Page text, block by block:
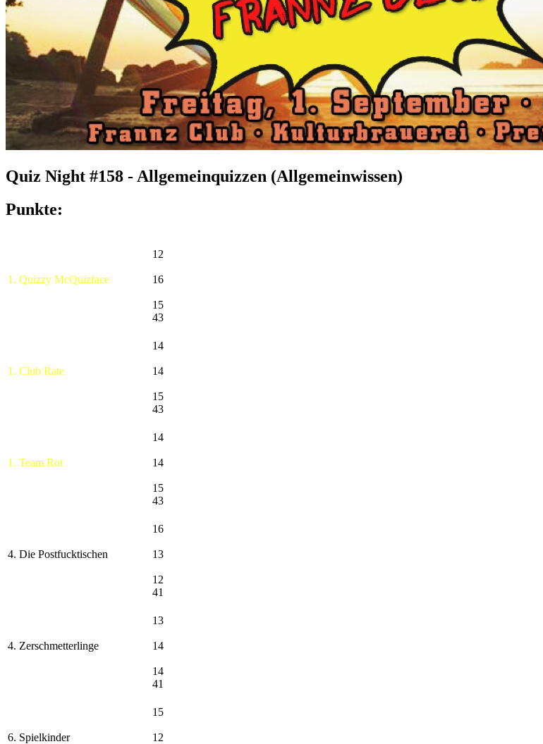
Quiz Night #158 - Allgemeinquizzen (Allgemeinwissen)
Punkte:
1. Quizzy McQuizface
12
16
15
43
1. Club Rate
14
14
15
43
1. Team Rot
14
14
15
43
4. Die Postfucktischen
16
13
12
41
4. Zerschmetterlinge
13
14
14
41
6. Spielkinder
15
12